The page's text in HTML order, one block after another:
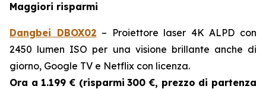
Maggiori risparmi
Dangbei DBOX02 – Proiettore laser 4K ALPD con
2450 lumen ISO per una visione brillante anche di
giorno, Google TV e Netflix con licenza.
Ora a 1.199 € (risparmi 300 €, prezzo di partenza